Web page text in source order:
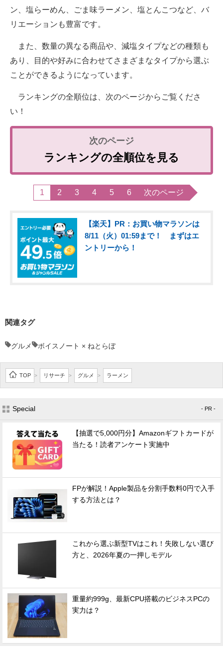
ン、塩らーめん、ごま味ラーメン、塩とんこつなど、バ
リエーションも豊富です。
また、数量の異なる商品や、減塩タイプなどの種類も
あり、目的や好みに合わせてさまざまなタイプから選ぶ
ことができるようになっています。
ランキングの全順位は、次のページからご覧くださ
い！
ランキングの全順位を見る
1 2 3 4 5 6 次のページ
【楽天】PR：お買い物マラソンは
8/11（火）01:59まで！ まずはエ
ントリーから！
関連タグ
グルメ ボイスノート × ねとらぼ
TOP > リサーチ > グルメ > ラーメン
Special - PR -
【抽選で5,000円分】Amazonギフトカードが
当たる！読者アンケート実施中
FPが解説！Apple製品を分割手数料0円で入手
する方法とは？
これから選ぶ新型TVはこれ！失敗しない選び
方と、2026年夏の一押しモデル
重量約999g、最新CPU搭載のビジネスPCの
実力は？